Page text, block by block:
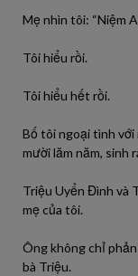
Mẹ nhìn tôi: “Niệm
Tôi hiểu rồi.
Tôi hiểu hết rồi.
Bố tôi ngoại tình
mười lăm năm, sinh
Triệu Uyển Đình và
mẹ của tôi.
Ông không chỉ
bà Triệu.